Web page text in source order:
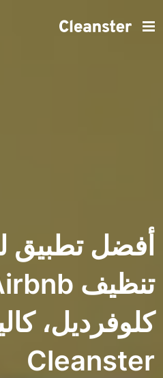
تطبيق
تنظيف Airbnb في